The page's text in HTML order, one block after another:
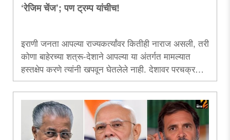
‘रेजिम चेंज’; पण ट्रम्प यांचीच!
इराणी जनता आपल्या राज्यकर्त्यांवर कितीही नाराज असली, तरी
कोणा बाहेरच्या शत्रू-देशाने आपल्या या अंतर्गत मामल्यात
हस्तक्षेप करणे त्यांनी खपवून घेतलेले नाही. देशावर परचक्र
आले असता, आपल्या राज्यकर्त्यांच्या विरोधात जाण्यास त्यांनी
नकार दिला. उलट, अमेरिकेत अध्यक्षपदाची सूत्रे हाती
घेतल्यानंतर एका वर्षाच्या आतच ट्रम्प यांना त्यांनी स्वत:च
निवडलेल्या माणसांच्या बदल्या कराव्या लागत आहेत. ट्रम्प
यांच्या एकंदरच निर्णयक्षमतेवर त्यामुळे प्रश्न उपस्थित होते...